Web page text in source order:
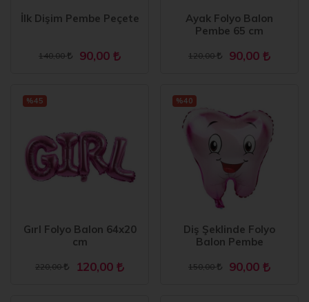
İlk Dişim Pembe Peçete
140,00 90,00
Ayak Folyo Balon
Pembe 65 cm
120,00 90,00
Gırl Folyo Balon 64x20
cm
220,00 120,00
%45
Diş Şeklinde Folyo
Balon Pembe
150,00 90,00
%40